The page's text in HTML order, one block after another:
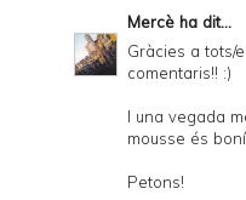
Mercè ha dit...
Gràcies a tots/
comentaris!! :)
I una vegada
mousse és
Petons!